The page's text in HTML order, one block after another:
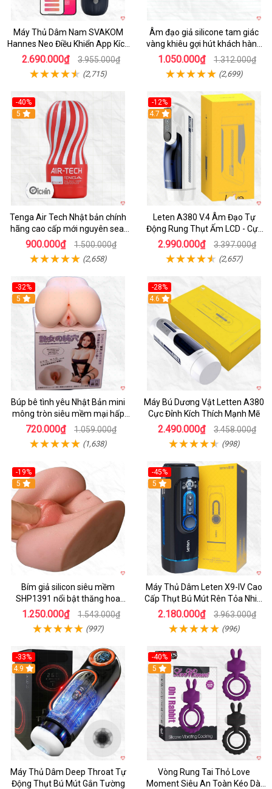
Máy Thủ Dâm Nam SVAKOM
Hannes Neo Điều Khiển App Kích
Thích
2.690.000₫ 3.955.000₫
(2,715)
Âm đạo giả silicone tam giác
vàng khiêu gợi hút khách hàng
nam
1.050.000₫ 1.312.000₫
(2,699)
-40%
Hot
5
Tenga Air Tech Nhật bản chính
hãng cao cấp mới nguyên seal
giá tốt
900.000₫ 1.500.000₫
(2,658)
-12%
Hot
4.7
Leten A380 V.4 Âm Đạo Tự
Động Rung Thụt Ấm LCD - Cực
Phê
2.990.000₫ 3.397.000₫
(2,657)
-32%
Hot
5
Búp bê tình yêu Nhật Bản mini
mông tròn siêu mềm mại hấp
dẫn
720.000₫ 1.059.000₫
(1,638)
-28%
Hot
4.6
Máy Bú Dương Vật Letten A380
Cực Đỉnh Kích Thích Mạnh Mẽ
2.490.000₫ 3.458.000₫
(998)
-19%
Hot
5
Bím giả silicon siêu mềm
SHP1391 nổi bật thăng hoa
hoàn hảo
1.250.000₫ 1.543.000₫
(997)
-45%
Hot
5
Máy Thủ Dâm Leten X9-IV Cao
Cấp Thụt Bú Mút Rên Tỏa Nhiệt
Sạc Pin
2.180.000₫ 3.963.000₫
(996)
-33%
Hot
4.9
Máy Thủ Dâm Deep Throat Tự
Động Thụt Bú Mút Gắn Tường
-40%
5
Vòng Rung Tai Thỏ Love
Moment Siêu An Toàn Kéo Dài